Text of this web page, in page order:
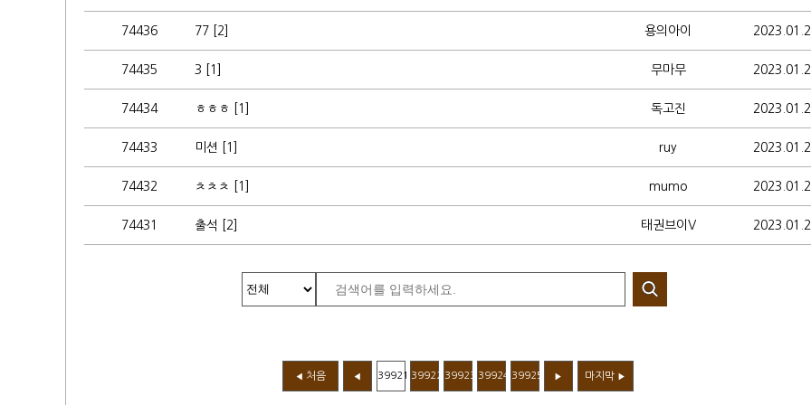
74436 77 [2] 용의아이
74435 3 [1] 무마무
74434 ㅎㅎㅎ [1] 독고진
74433 미션 [1] ruy
74432 ㅊㅊㅊ [1] mumo
74431 출석 [2] 태권브이V
◀ 처음 ◀ 39921 39922 39923 39924 39925 ▶ 마지막 ▶